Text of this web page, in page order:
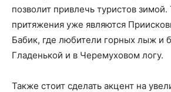
позволит привлечь туристов
притяжения уже являются
Бабик, где любители горных лыж и
Гладенькой и в Черемуховом логу.
Также стоит сделать акцент на